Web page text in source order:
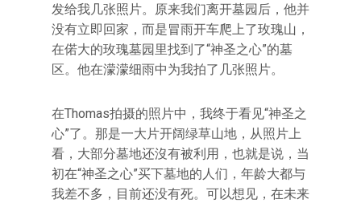
发给我几张照片。原来我们离开墓园后，他并
没有立即回家，而是冒雨开车爬上了玫瑰山，
在偌大的玫瑰墓园里找到了“神圣之心”的墓
区。他在濛濛细雨中为我拍了几张照片。
在Thomas拍摄的照片中，我终于看见“神圣之
心”了。那是一大片开阔绿草山地，从照片上
看，大部分墓地还沒有被利用，也就是说，当
初在“神圣之心”买下墓地的人们，年龄大都与
我差不多，目前还没有死。可以想见，在未来